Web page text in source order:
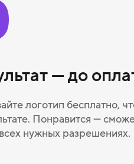
— до
логотип бесплатно,
Понравится —
нужных разрешениях.